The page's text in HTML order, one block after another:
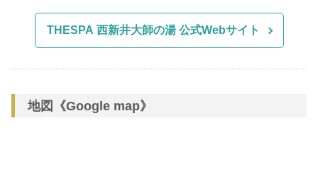
THESPA 西新井大師の湯 公式Webサイト
地図《Google map》